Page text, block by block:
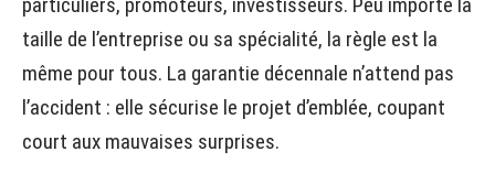
taille de l’entreprise ou sa spécialité, la règle est la
même pour tous. La garantie décennale n’attend pas
l’accident : elle sécurise le projet d’emblée, coupant
court aux mauvaises surprises.